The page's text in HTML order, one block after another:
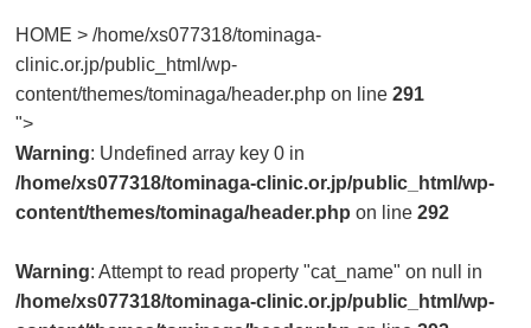
HOME >/home/xs077318/tominaga-
clinic.or.jp/public_html/wp-
content/themes/tominaga/header.php on line291
">
Warning: Undefined array key 0 in
/home/xs077318/tominaga-clinic.or.jp/public_html/wp-
content/themes/tominaga/header.php on line292
Warning: Attempt to read property "cat_name" on null in
/home/xs077318/tominaga-clinic.or.jp/public_html/wp-